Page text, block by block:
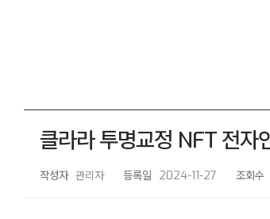
클라라 투명교정 NFT 전자
작성자 관리자 등록일 2024-11-27 조회수